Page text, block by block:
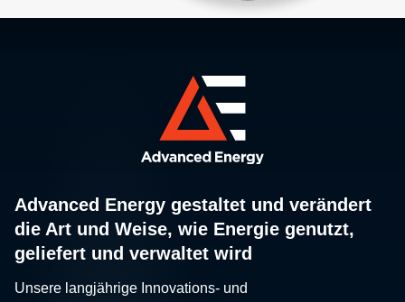
Advanced Energy gestaltet und verändert
die Art und Weise, wie Energie genutzt,
geliefert und verwaltet wird
Unsere langjährige Innovations- und